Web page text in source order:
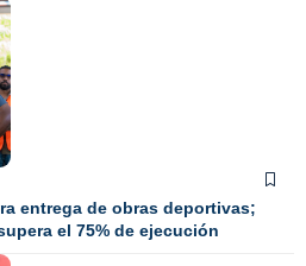
entrega de obras deportivas;
el 75% de ejecución